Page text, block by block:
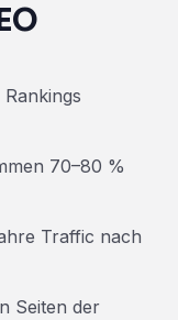
70–80 %
Traffic nach
Seiten der